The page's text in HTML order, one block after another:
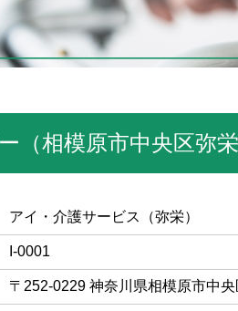
（相模原市中央区弥栄
アイ・介護サービス（弥栄）
I-0001
〒252-0229 神奈川県相模原市中